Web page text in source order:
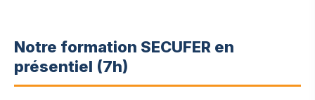
Notre formation SECUFER en
présentiel (7h)